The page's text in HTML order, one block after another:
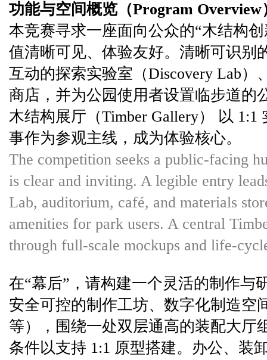
功能与空间概览（Program Overview
本竞赛寻求一座面向公众的“木结构
值清晰可见、体验友好。清晰可识别
互动的探索实验室（Discovery Lab）
商店，并为公园使用者设置临步道的
木结构展厅（Timber Gallery） 以
事作为参观主线，成为体验核心。
The competition seeks a public-facing
is clear and inviting. A legible entry
Lab, auditorium, café, and materials
amenities for park users. A central
through full-scale mockups and life-
在“幕后”，请构建一个灵活的制作与
安全可控的制作工坊、数字化制造空
等），围绕一处双层通高的装配大厅
条件以支持 1:1 原型搭建。办公、装